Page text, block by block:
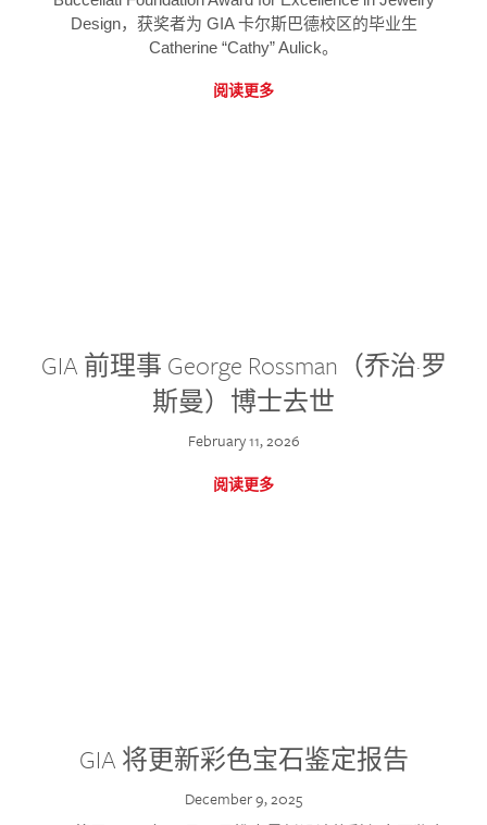
Design，获奖者为 GIA 卡尔斯巴德校区的毕业生
Catherine “Cathy” Aulick。
阅读更多
GIA 前理事 George Rossman（乔治·罗
斯曼）博士去世
February 11, 2026
阅读更多
GIA 将更新彩色宝石鉴定报告
December 9, 2025